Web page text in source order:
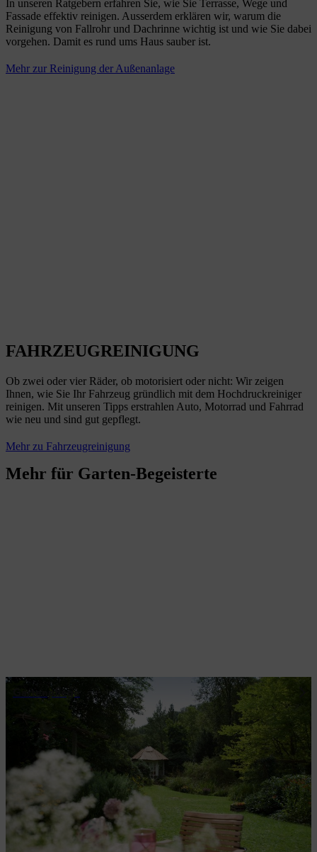
In unseren Ratgebern erfahren Sie, wie Sie Terrasse, Wege und
Fassade effektiv reinigen. Ausserdem erklären wir, warum die
Reinigung von Fallrohr und Dachrinne wichtig ist und wie Sie dabei
vorgehen. Damit es rund ums Haus sauber ist.
Mehr zur Reinigung der Außenanlage
FAHRZEUGREINIGUNG
Ob zwei oder vier Räder, ob motorisiert oder nicht: Wir zeigen
Ihnen, wie Sie Ihr Fahrzeug gründlich mit dem Hochdruckreiniger
reinigen. Mit unseren Tipps erstrahlen Auto, Motorrad und Fahrrad
wie neu und sind gut gepflegt.
Mehr zu Fahrzeugreinigung
Mehr für Garten-Begeisterte
Gartenpflege